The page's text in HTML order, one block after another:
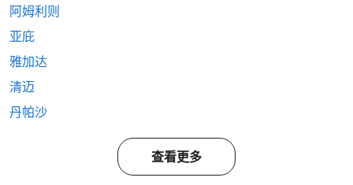
阿姆利则
亚庇
雅加达
清迈
丹帕沙
查看更多